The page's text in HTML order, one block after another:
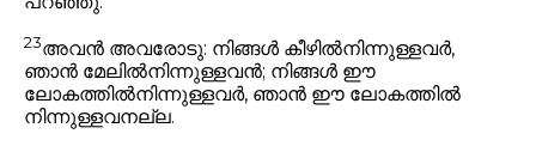
23അവൻ അവരോടു: നിങ്ങൾ കീഴിൽനിന്നുള്ളവർ,
ഞാൻ മേലിൽനിന്നുള്ളവൻ; നിങ്ങൾ ഈ
ലോകത്തിൽനിന്നുള്ളവർ, ഞാൻ ഈ ലോകത്തിൽ
നിന്നുള്ളവനല്ല.